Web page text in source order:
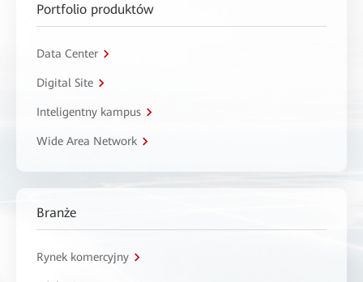
Portfolio produktów
Data Center
Digital Site
Inteligentny kampus
Wide Area Network
Branże
Rynek komercyjny